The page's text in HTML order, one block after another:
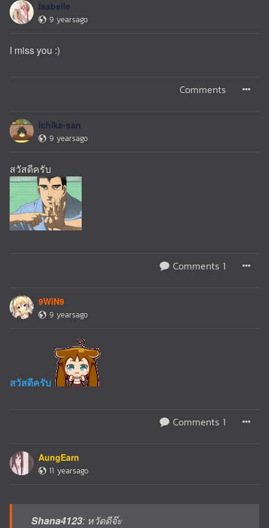
Isabelle
9 yearsago
I miss you :)
Comments
Ichika-san
9 yearsago
สวัสดีครับ
Comments 1
9WiN9
9 yearsago
สวัสดีครับ
Comments 1
AungEarn
11 yearsago
Shana4123: หวัดดีจ๊ะ